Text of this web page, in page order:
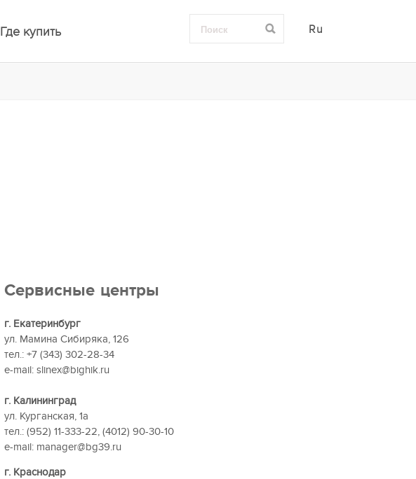
Где купить Ru
Сервисные центры
г. Екатеринбург
ул. Мамина Сибиряка, 126
тел.: +7 (343) 302-28-34
e-mail: slinex@bighik.ru
г. Калининград
ул. Курганская, 1а
тел.: (952) 11-333-22, (4012) 90-30-10
e-mail: manager@bg39.ru
г. Краснодар